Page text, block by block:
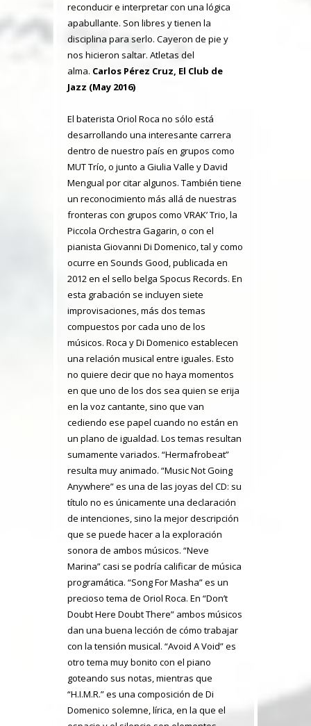
reconducir e interpretar con una lógica
apabullante. Son libres y tienen la
disciplina para serlo. Cayeron de pie y
nos hicieron saltar. Atletas del
alma. Carlos Pérez Cruz, El Club de
Jazz (May 2016)
El baterista Oriol Roca no sólo está
desarrollando una interesante carrera
dentro de nuestro país en grupos como
MUT Trío, o junto a Giulia Valle y David
Mengual por citar algunos. También tiene
un reconocimiento más allá de nuestras
fronteras con grupos como VRAK’ Trio, la
Piccola Orchestra Gagarin, o con el
pianista Giovanni Di Domenico, tal y como
ocurre en Sounds Good, publicada en
2012 en el sello belga Spocus Records. En
esta grabación se incluyen siete
improvisaciones, más dos temas
compuestos por cada uno de los
músicos. Roca y Di Domenico establecen
una relación musical entre iguales. Esto
no quiere decir que no haya momentos
en que uno de los dos sea quien se erija
en la voz cantante, sino que van
cediendo ese papel cuando no están en
un plano de igualdad. Los temas resultan
sumamente variados. “Hermafrobeat”
resulta muy animado. “Music Not Going
Anywhere” es una de las joyas del CD: su
título no es únicamente una declaración
de intenciones, sino la mejor descripción
que se puede hacer a la exploración
sonora de ambos músicos. “Neve
Marina” casi se podría calificar de música
programática. “Song For Masha” es un
precioso tema de Oriol Roca. En “Don’t
Doubt Here Doubt There” ambos músicos
dan una buena lección de cómo trabajar
con la tensión musical. “Avoid A Void” es
otro tema muy bonito con el piano
goteando sus notas, mientras que
“H.I.M.R.” es una composición de Di
Domenico solemne, lírica, en la que el